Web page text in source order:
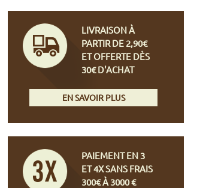
LIVRAISON À
PARTIR DE 2,90€
ET OFFERTE DÈS
30€ D'ACHAT
EN SAVOIR PLUS
PAIEMENT EN 3
ET 4X SANS FRAIS
300€ À 3000 €